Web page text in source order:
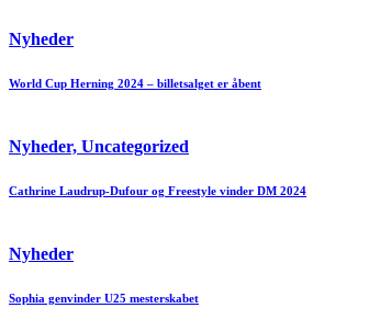
Nyheder
World Cup Herning 2024 – billetsalget er åbent
Nyheder, Uncategorized
Cathrine Laudrup-Dufour og Freestyle vinder DM 2024
Nyheder
Sophia genvinder U25 mesterskabet